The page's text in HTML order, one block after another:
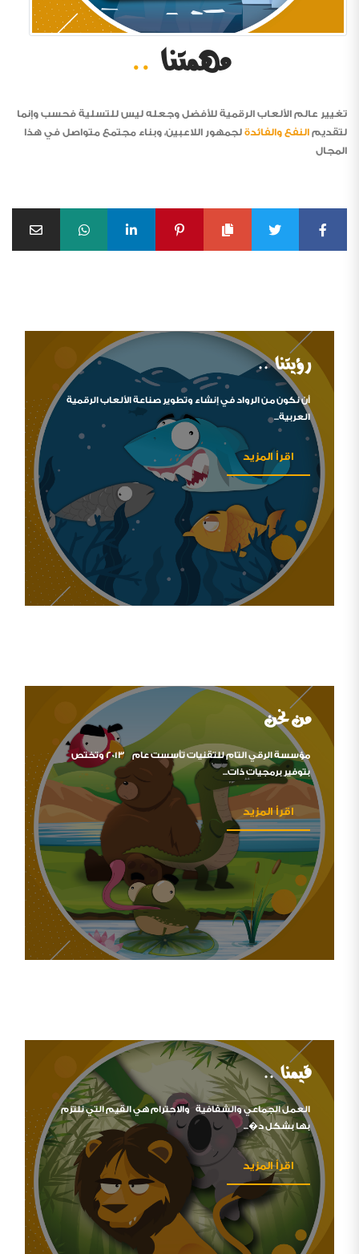
مهمتنا ..
تغيير عالم الألعاب الرقمية للأفضل وجعله ليس للتسلية فحسب وإنما
لتقديم النفع والفائدة لجمهور اللاعبين، وبناء مجتمع متواصل في هذا
المجال
رؤيتنا ..
أن نكون من الرواد في إنشاء وتطوير صناعة الألعاب الرقمية
العربية...
اقرأ المزيد
من نحن
مؤسسة الرقي التام للتقنيات تأسست عام 2013 وتختص
بتوفير برمجيات ذات...
اقرأ المزيد
قيمنا ..
العمل الجماعي والشفافية والاحترام هي القيم التي نلتزم
بها بشكل د�...
اقرأ المزيد